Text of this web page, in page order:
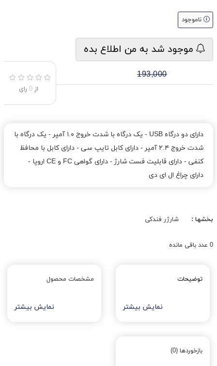
ناموجود
موجود شد به من اطلاع بده
193,000
از 0 رای
دارای دو درگاه USB - یک درگاه با شدت خروج ۱.۰ آمپر - یک درگاه با
شدت خروج ۲.۴ آمپر - دارای کابل تایپ سی - دارای کابل با محافظ
کنفی - دارای قابلیت فست شارژ - دارای گواهی FC و CE اروپا -
دارای چراغ ال ای دی
بخشها : شارژر فندکی
0 عدد باقی مانده
توضیحات
نمایش بیشتر
مشخصات محصول
نمایش بیشتر
بازخوردها (0)